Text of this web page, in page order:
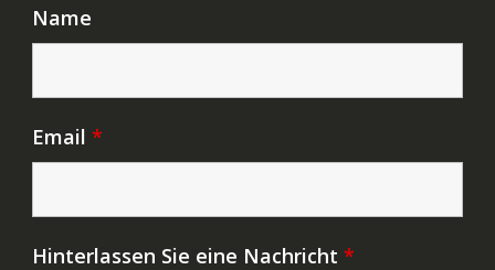
Name
Email *
Hinterlassen Sie eine Nachricht *